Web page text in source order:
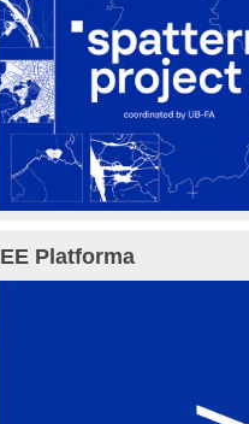
EE Platforma